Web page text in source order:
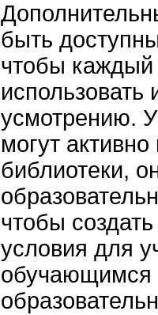
быть
чтобы каждый
использовать
усмотрению.
могут
библиотеки,
чтобы
условия для
обучающимся